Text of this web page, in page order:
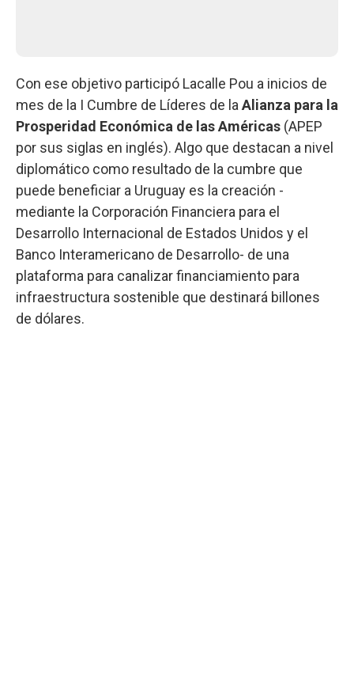
Con ese objetivo participó Lacalle Pou a inicios de
mes de la I Cumbre de Líderes de la Alianza para la
Prosperidad Económica de las Américas (APEP
por sus siglas en inglés). Algo que destacan a nivel
diplomático como resultado de la cumbre que
puede beneficiar a Uruguay es la creación -
mediante la Corporación Financiera para el
Desarrollo Internacional de Estados Unidos y el
Banco Interamericano de Desarrollo- de una
plataforma para canalizar financiamiento para
infraestructura sostenible que destinará billones
de dólares.